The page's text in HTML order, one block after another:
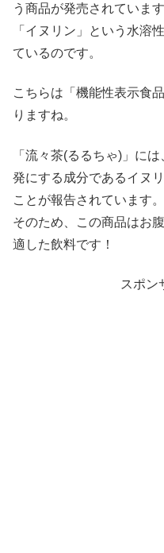
う商品が発売されています
「イヌリン」という水溶
ているのです。
こちらは「機能性表示食
りますね。
「流々茶(るるちゃ)」に
発にする成分であるイヌ
ことが報告されています。
そのため、この商品はお
適した飲料です！
スポン